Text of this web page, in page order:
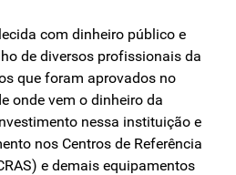
com dinheiro público e
de diversos profissionais da
que foram aprovados no
onde vem o dinheiro da
nessa instituição e
nos Centros de Referência
e demais equipamentos